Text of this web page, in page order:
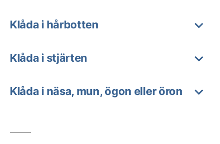
Klåda i hårbotten
Klåda i stjärten
Klåda i näsa, mun, ögon eller öron